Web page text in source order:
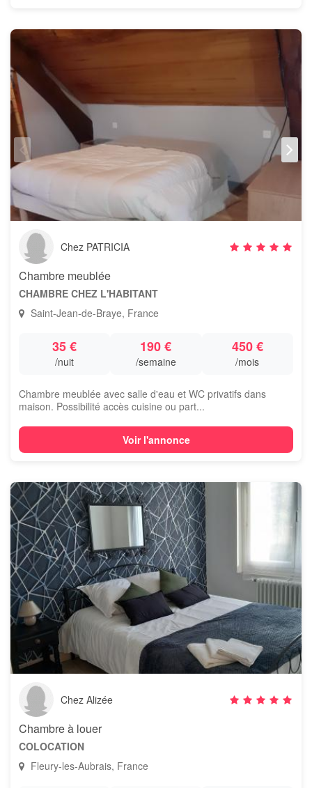
Chez PATRICIA
Chambre meublée
CHAMBRE CHEZ L'HABITANT
Saint-Jean-de-Braye, France
35 €
/nuit
190 €
/semaine
450 €
/mois
Chambre meublée avec salle d'eau et WC privatifs dans
maison. Possibilité accès cuisine ou part...
Voir l'annonce
Chez Alizée
Chambre à louer
COLOCATION
Fleury-les-Aubrais, France